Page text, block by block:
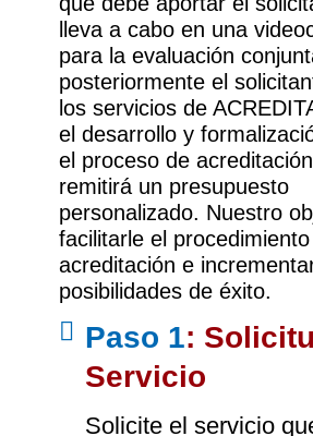
lleva a cabo en una
para la evaluación
posteriormente el
los servicios de
el desarrollo y
el proceso de
remitirá un presupuesto
personalizado. Nuestro
facilitarle el
acreditación e
posibilidades de éxito.
Paso 1:
Servicio
Solicite el servicio